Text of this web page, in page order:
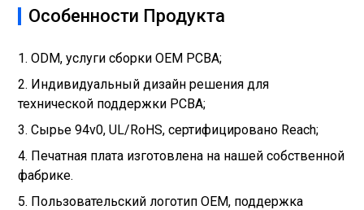
Особенности Продукта
1. ODM, услуги сборки OEM PCBA;
2. Индивидуальный дизайн решения для
технической поддержки PCBA;
3. Сырье 94v0, UL/RoHS, сертифицировано Reach;
4. Печатная плата изготовлена ​​на нашей собственной
фабрике.
5. Пользовательский логотип OEM, поддержка